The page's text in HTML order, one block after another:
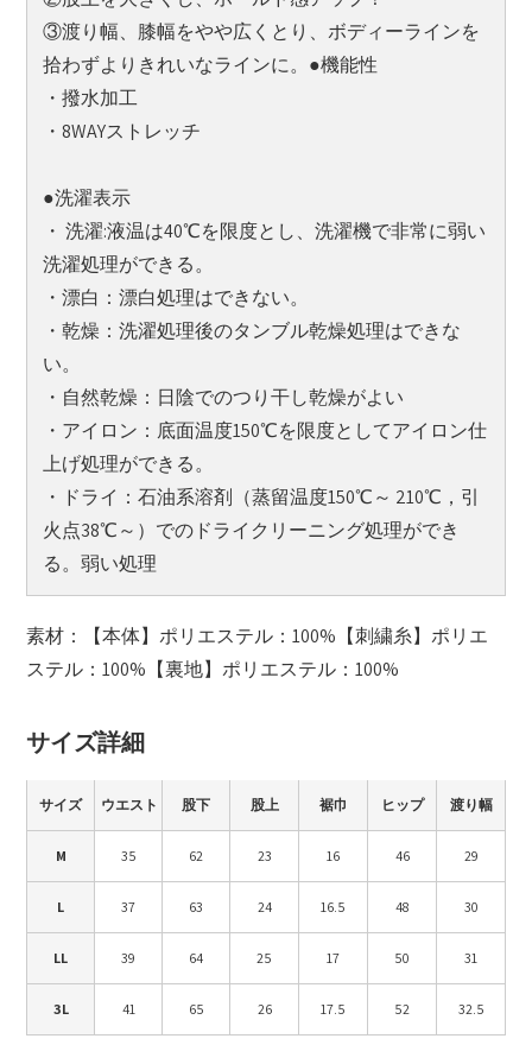
③渡り幅、膝幅をやや広くとり、ボディーラインを
拾わずよりきれいなラインに。●機能性
・撥水加工
・8WAYストレッチ
●洗濯表示
・ 洗濯:液温は40℃を限度とし、洗濯機で非常に弱い
洗濯処理ができる。
・漂白：漂白処理はできない。
・乾燥：洗濯処理後のタンブル乾燥処理はできな
い。
・自然乾燥：日陰でのつり干し乾燥がよい
・アイロン：底面温度150℃を限度としてアイロン仕
上げ処理ができる。
・ドライ：石油系溶剤（蒸留温度150℃～ 210℃，引
火点38℃～）でのドライクリーニング処理ができ
る。弱い処理
素材：【本体】ポリエステル：100%【刺繍糸】ポリエ
ステル：100%【裏地】ポリエステル：100%
サイズ詳細
サイズ ウエスト 股下 股上 裾巾 ヒップ 渡り幅
M 35 62 23 16 46 29
L 37 63 24 16.5 48 30
LL 39 64 25 17 50 31
3L 41 65 26 17.5 52 32.5